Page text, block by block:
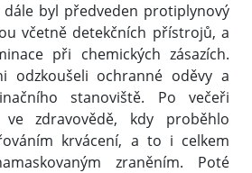
byl předveden protiplynový
včetně detekčních přístrojů, a
při chemických zásazích.
odzkoušeli ochranné oděvy a
stanoviště. Po večeři
ve zdravovědě, kdy proběhlo
krvácení, a to i celkem
zraněním. Poté